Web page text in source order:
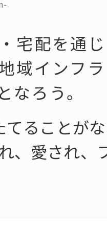
宅配を通
域インフ
ろう。
ることが
、愛され、